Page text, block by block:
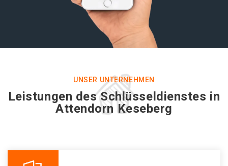
UNSER UNTERNEHMEN
Leistungen des Schlüsseldienstes in
Attendorn Keseberg